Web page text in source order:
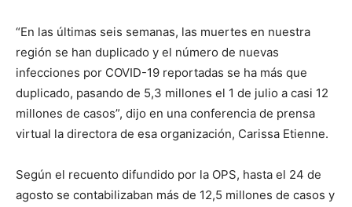
“En las últimas seis semanas, las muertes en nuestra
región se han duplicado y el número de nuevas
infecciones por COVID-19 reportadas se ha más que
duplicado, pasando de 5,3 millones el 1 de julio a casi 12
millones de casos”, dijo en una conferencia de prensa
virtual la directora de esa organización, Carissa Etienne.
Según el recuento difundido por la OPS, hasta el 24 de
agosto se contabilizaban más de 12,5 millones de casos y